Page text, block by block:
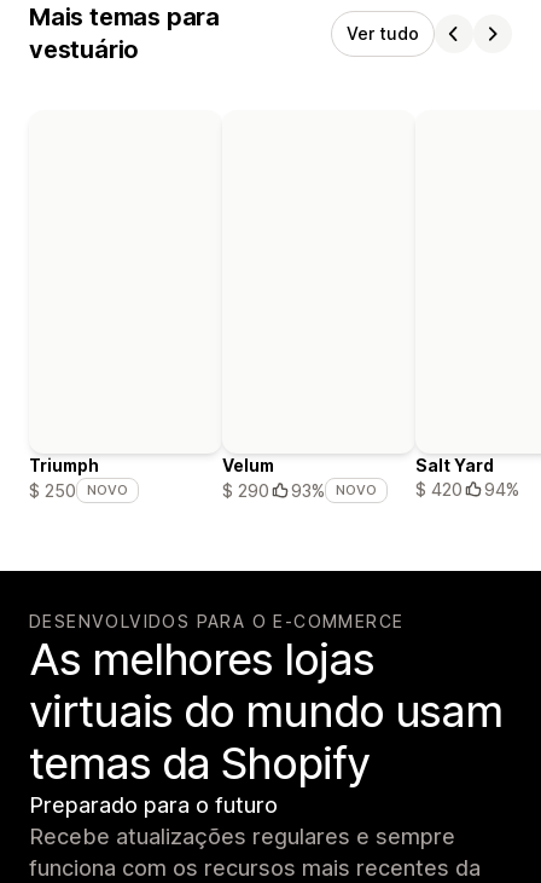
Mais temas para
vestuário
Ver tudo
Triumph
$ 250
NOVO
Velum
$ 290
93% NOVO
Salt Yard
$ 420
94%
DESENVOLVIDOS PARA O E-COMMERCE
As melhores lojas
virtuais do mundo usam
temas da Shopify
Preparado para o futuro
Recebe atualizações regulares e sempre
funciona com os recursos mais recentes da